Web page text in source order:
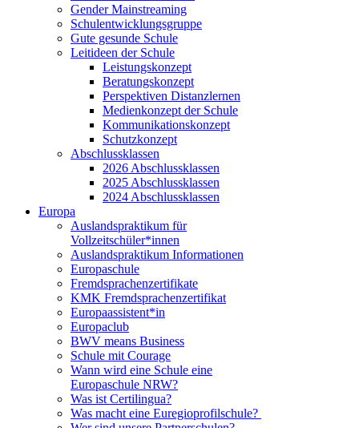
Gender Mainstreaming
Schulentwicklungsgruppe
Gute gesunde Schule
Leitideen der Schule
Leistungskonzept
Beratungskonzept
Perspektiven Distanzlernen
Medienkonzept der Schule
Kommunikationskonzept
Schutzkonzept
Abschlussklassen
2026 Abschlussklassen
2025 Abschlussklassen
2024 Abschlussklassen
Europa
Auslandspraktikum für
Vollzeitschüler*innen
Auslandspraktikum Informationen
Europaschule
Fremdsprachenzertifikate
KMK Fremdsprachenzertifikat
Europaassistent*in
Europaclub
BWV means Business
Schule mit Courage
Wann wird eine Schule eine
Europaschule NRW?
Was ist Certilingua?
Was macht eine Euregioprofilschule?